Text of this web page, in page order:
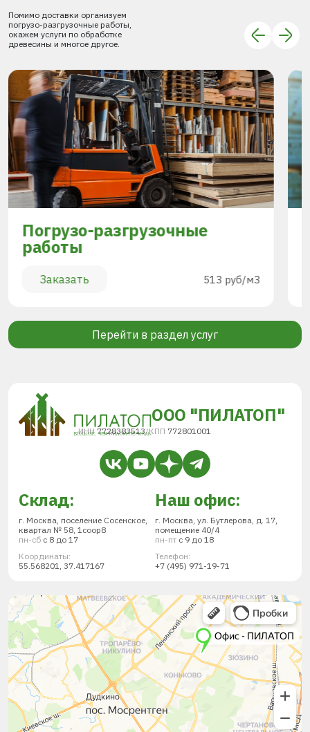
Помимо доставки организуем
погрузо-разгрузочные работы,
окажем услуги по обработке
древесины и многое другое.
Погрузо-разгрузочные
работы
Заказать 513 руб/м3
Перейти в раздел услуг
ООО "ПИЛАТОП"
ИНН 7728383513/КПП 772801001
Склад:
г. Москва, поселение Сосенское,
квартал № 58, 1соор8
пн-сб с 8 до 17
Координаты:
55.568201, 37.417167
Наш офис:
г. Москва, ул. Бутлерова, д. 17,
помещение 40/4
пн-пт с 9 до 18
Телефон:
+7 (495) 971-19-71